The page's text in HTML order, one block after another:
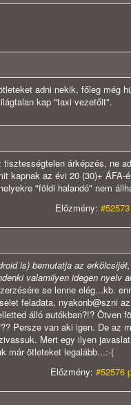
adni nekik, főleg még
kap "taxi vezetőit".
árképzés, ne
kapnak az évi 20 (30)+ ÁFA-
"földi halandó" nem
Előzmény:
is) bemutatja az
valamilyen idegen nyelv
se lenne elég...kb.
feladata, nyakonb@szni
álló autókban?!? Ötven
Persze van aki igen. De az
Mert egy ilyen
már ötleteket legalább...:-(
Előzmény: #52576